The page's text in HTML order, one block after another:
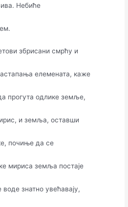
Небиће
збрисани смрћу и
елемената, каже
прогута одлике земље,
и земља, оставши
почиње да се
мириса земља постаје
знатно увећавају,